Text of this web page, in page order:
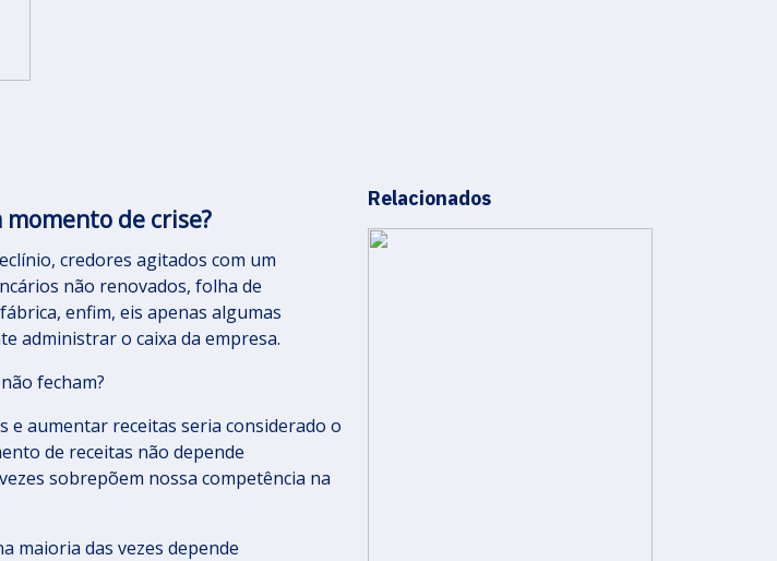
de crise?
credores agitados com um
não renovados, folha de
enfim, eis apenas algumas
administrar o caixa da empresa.
fecham?
aumentar receitas seria considerado o
de receitas não depende
sobrepõem nossa competência na
maioria das vezes depende
Relacionados